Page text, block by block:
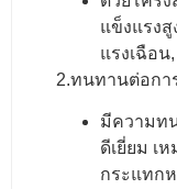
แข็งแรง
แรงเฉือน
2.ทนทานต่อกา
มีความท
ดีเยี่ยม เ
กระแทก